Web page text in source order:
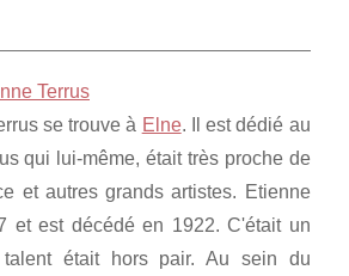
Terrus
se trouve à Elne. Il est dédié au
qui lui-même, était très proche de
et autres grands artistes. Etienne
et est décédé en 1922. C'était un
était hors pair. Au sein du